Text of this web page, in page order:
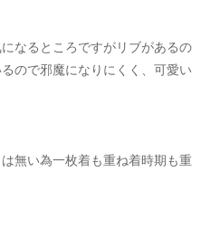
なるところですがリブがあるの
ので邪魔になりにくく、可愛い
無い為一枚着も重ね着時期も重